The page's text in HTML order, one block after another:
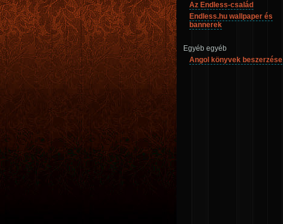
Az Endless-család
Endless.hu wallpaper és
bannerek
Egyéb egyéb
Angol könyvek beszerzése